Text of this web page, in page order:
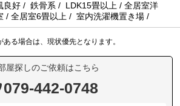
良好 / 鉄骨系 / LDK15畳以上 / 全居室洋
/ 全居室6畳以上 / 室内洗濯機置き場 /
る場合は、現状優先となります。
屋探しのご依頼はこちら
079-442-0748